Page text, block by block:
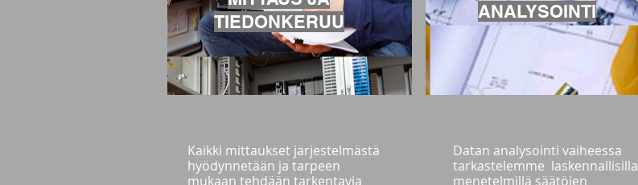
Kaikki mittaukset järjestelmästä
hyödynnetään ja tarpeen
mukaan tehdään tarkentavia
Datan analysointi vaiheessa
tarkastelemme laskennallisilla
menetelmillä säätöjen
TIEDONKERUU
ANALYSOINTI